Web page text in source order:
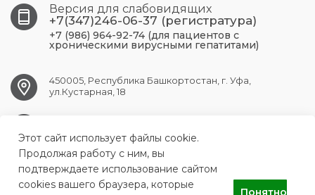
Версия для слабовидящих
+7(347)246-06-37 (регистратура)
+7 (986) 964-92-74 (для пациентов с
хроническими вирусными гепатитами)
450005, Республика Башкортостан, г. Уфа,
ул.Кустарная, 18
ГБУЗ Республиканский центр по профилактике и борьбе со
Этот сайт использует файлы cookie.
Продолжая работу с ним, вы
подтверждаете использование сайтом
cookies вашего браузера, которые
Понятно